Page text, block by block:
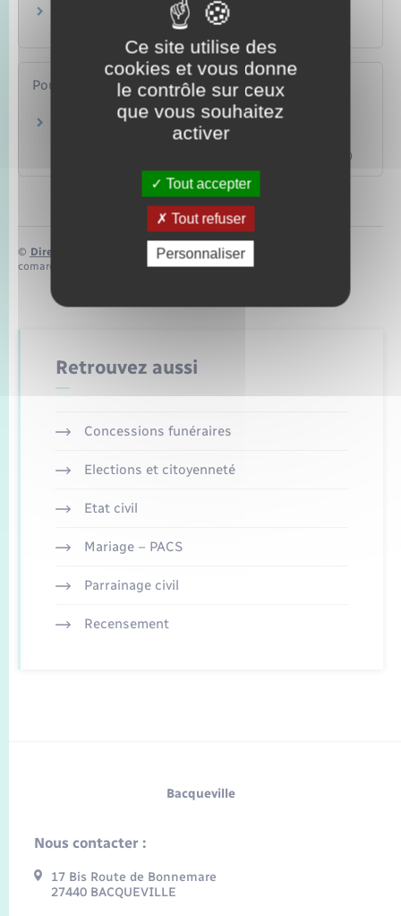
Agir en justice contre l'administration
Papiers – Citoyenneté – Élections
Pour en savoir plus
Communication d'un document administratif
Commission d'accès aux documents administratifs (Cada)
© Direction de l’information légale et administrative
comarquage developpé parbaseo.io
Retrouvez aussi
Concessions funéraires
Elections et citoyenneté
Etat civil
Mariage – PACS
Parrainage civil
Recensement
Bacqueville
Nous contacter :
17 Bis Route de Bonnemare
27440 BACQUEVILLE
Ce site utilise des
cookies et vous donne
le contrôle sur ceux
que vous souhaitez
activer
Tout accepter
Tout refuser
Personnaliser